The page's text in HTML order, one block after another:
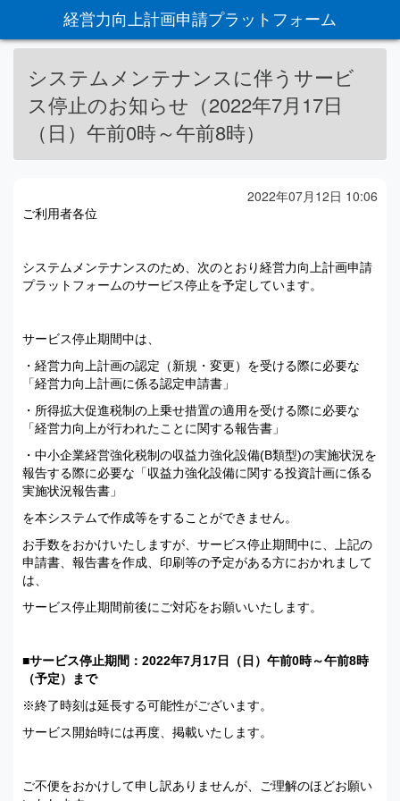
経営力向上計画申請プラットフォーム
システムメンテナンスに伴うサービ
ス停止のお知らせ（2022年7月17日
（日）午前0時～午前8時）
2022年07月12日 10:06
ご利用者各位
システムメンテナンスのため、次のとおり経営力向上計画申請
プラットフォームのサービス停止を予定しています。
サービス停止期間中は、
・経営力向上計画の認定（新規・変更）を受ける際に必要な
「経営力向上計画に係る認定申請書」
・所得拡大促進税制の上乗せ措置の適用を受ける際に必要な
「経営力向上が行われたことに関する報告書」
・中小企業経営強化税制の収益力強化設備(B類型)の実施状況を
報告する際に必要な「収益力強化設備に関する投資計画に係る
実施状況報告書」
を本システムで作成等をすることができません。
お手数をおかけいたしますが、サービス停止期間中に、上記の
申請書、報告書を作成、印刷等の予定がある方におかれまして
は、
サービス停止期間前後にご対応をお願いいたします。
■サービス停止期間：2022年7月17日（日）午前0時～午前8時
（予定）まで
※終了時刻は延長する可能性がございます。
サービス開始時には再度、掲載いたします。
ご不便をおかけして申し訳ありませんが、ご理解のほどお願い